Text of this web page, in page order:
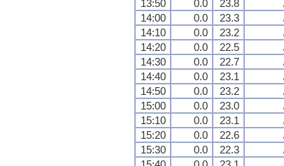
13:50
0.0 23.8
14:00
0.0 23.3
14:10
0.0 23.2
14:20
0.0 22.5
14:30
0.0 22.7
14:40
0.0 23.1
14:50
0.0 23.2
15:00
0.0 23.0
15:10
0.0 23.1
15:20
0.0 22.6
15:30
0.0 22.3